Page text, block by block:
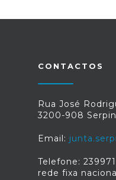
CONTACTOS
Rua José
3200-908
Email:
Telefone:
rede fixa